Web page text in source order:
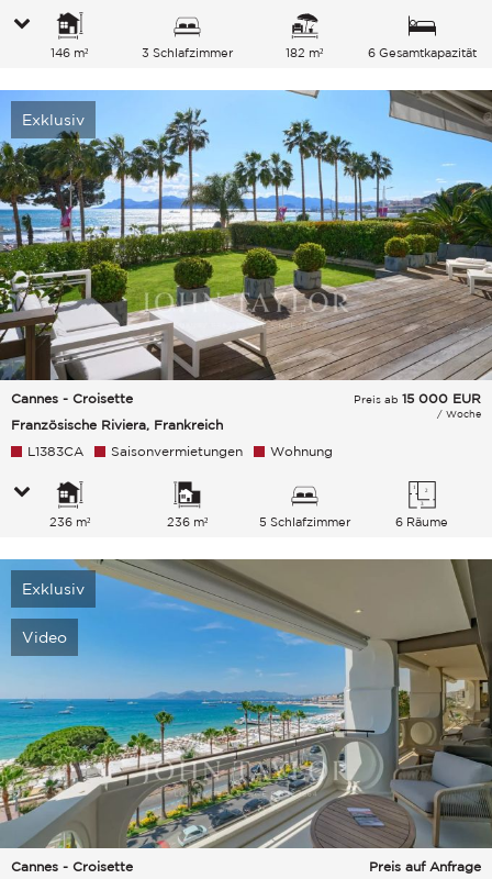
146 m² 3 Schlafzimmer 182 m² 6 Gesamtkapazität
Exklusiv
Cannes - Croisette
Französische Riviera, Frankreich
Preis ab 15 000 EUR
/ Woche
L1383CA Saisonvermietungen Wohnung
236 m² 236 m² 5 Schlafzimmer 6 Räume
Exklusiv
Video
Cannes - Croisette Preis auf Anfrage